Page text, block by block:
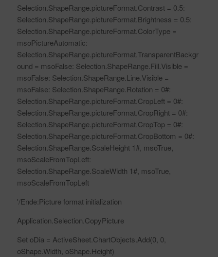
Selection.ShapeRange.pictureFormat.Contrast = 0.5:
Selection.ShapeRange.pictureFormat.Brightness = 0.5:
Selection.ShapeRange.pictureFormat.ColorType =
msoPictureAutomatic:
Selection.ShapeRange.pictureFormat.TransparentBackgr
ound = msoFalse: Selection.ShapeRange.Fill.Visible =
msoFalse: Selection.ShapeRange.Line.Visible =
msoFalse: Selection.ShapeRange.Rotation = 0#:
Selection.ShapeRange.pictureFormat.CropLeft = 0#:
Selection.ShapeRange.pictureFormat.CropRight = 0#:
Selection.ShapeRange.pictureFormat.CropTop = 0#:
Selection.ShapeRange.pictureFormat.CropBottom = 0#:
Selection.ShapeRange.ScaleHeight 1#, msoTrue,
msoScaleFromTopLeft:
Selection.ShapeRange.ScaleWidth 1#, msoTrue,
msoScaleFromTopLeft
'/Ende:Picture format initialization
Application.Selection.CopyPicture
Set oDia = ActiveSheet.ChartObjects.Add(0, 0,
oShape.Width, oShape.Height)